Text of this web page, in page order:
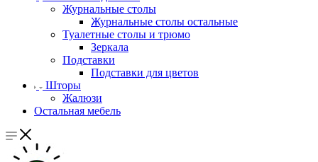
Журнальные столы
Журнальные столы остальные
Туалетные столы и трюмо
Зеркала
Подставки
Подставки для цветов
Шторы
Жалюзи
Остальная мебель